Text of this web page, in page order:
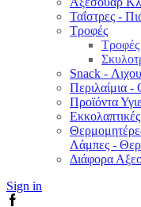
Ταΐστρες -
Τροφές
Snack -
Περιλαίμια -
Προϊόντα
Λάμπες -
Διάφορα
Sign in
Facebook